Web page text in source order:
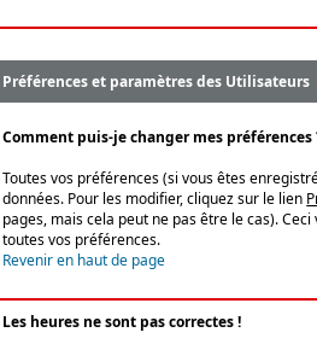
Préférences et paramètres des Utilisateurs
Comment puis-je changer mes préférences
Toutes vos préférences (si vous êtes
données. Pour les modifier, cliquez sur le lien
pages, mais cela peut ne pas être le cas).
toutes vos préférences.
Revenir en haut de page
Les heures ne sont pas correctes !